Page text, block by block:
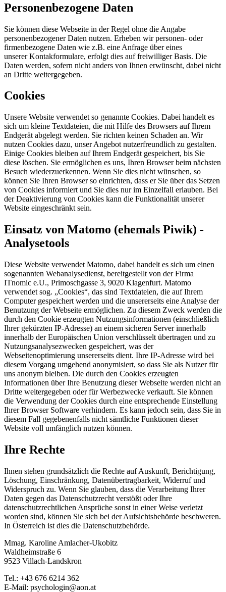
Personenbezogene Daten
Sie können diese Webseite in der Regel ohne die Angabe
personenbezogener Daten nutzen. Erheben wir personen- oder
firmenbezogene Daten wie z.B. eine Anfrage über eines
unserer Kontakformulare, erfolgt dies auf freiwilliger Basis. Die
Daten werden, sofern nicht anders von Ihnen erwünscht, dabei nicht
an Dritte weitergegeben.
Cookies
Unsere Website verwendet so genannte Cookies. Dabei handelt es
sich um kleine Textdateien, die mit Hilfe des Browsers auf Ihrem
Endgerät abgelegt werden. Sie richten keinen Schaden an. Wir
nutzen Cookies dazu, unser Angebot nutzerfreundlich zu gestalten.
Einige Cookies bleiben auf Ihrem Endgerät gespeichert, bis Sie
diese löschen. Sie ermöglichen es uns, Ihren Browser beim nächsten
Besuch wiederzuerkennen. Wenn Sie dies nicht wünschen, so
können Sie Ihren Browser so einrichten, dass er Sie über das Setzen
von Cookies informiert und Sie dies nur im Einzelfall erlauben. Bei
der Deaktivierung von Cookies kann die Funktionalität unserer
Website eingeschränkt sein.
Einsatz von Matomo (ehemals Piwik) -
Analysetools
Diese Website verwendet Matomo, dabei handelt es sich um einen
sogenannten Webanalysedienst, bereitgestellt von der Firma
ITnomic e.U., Primoschgasse 3, 9020 Klagenfurt. Matomo
verwendet sog. „Cookies“, das sind Textdateien, die auf Ihrem
Computer gespeichert werden und die unsererseits eine Analyse der
Benutzung der Webseite ermöglichen. Zu diesem Zweck werden die
durch den Cookie erzeugten Nutzungsinformationen (einschließlich
Ihrer gekürzten IP-Adresse) an einem sicheren Server innerhalb
innerhalb der Europäischen Union verschlüsselt übertragen und zu
Nutzungsanalysezwecken gespeichert, was der
Webseitenoptimierung unsererseits dient. Ihre IP-Adresse wird bei
diesem Vorgang umgehend anonymisiert, so dass Sie als Nutzer für
uns anonym bleiben. Die durch den Cookies erzeugten
Informationen über Ihre Benutzung dieser Webseite werden nicht an
Dritte weitergegeben oder für Werbezwecke verkauft. Sie können
die Verwendung der Cookies durch eine entsprechende Einstellung
Ihrer Browser Software verhindern. Es kann jedoch sein, dass Sie in
diesem Fall gegebenenfalls nicht sämtliche Funktionen dieser
Website voll umfänglich nutzen können.
Ihre Rechte
Ihnen stehen grundsätzlich die Rechte auf Auskunft, Berichtigung,
Löschung, Einschränkung, Datenübertragbarkeit, Widerruf und
Widerspruch zu. Wenn Sie glauben, dass die Verarbeitung Ihrer
Daten gegen das Datenschutzrecht verstößt oder Ihre
datenschutzrechtlichen Ansprüche sonst in einer Weise verletzt
worden sind, können Sie sich bei der Aufsichtsbehörde beschweren.
In Österreich ist dies die Datenschutzbehörde.
Mmag. Karoline Amlacher-Ukobitz
Waldheimstraße 6
9523 Villach-Landskron
Tel.: +43 676 6214 362
E-Mail: psychologin@aon.at